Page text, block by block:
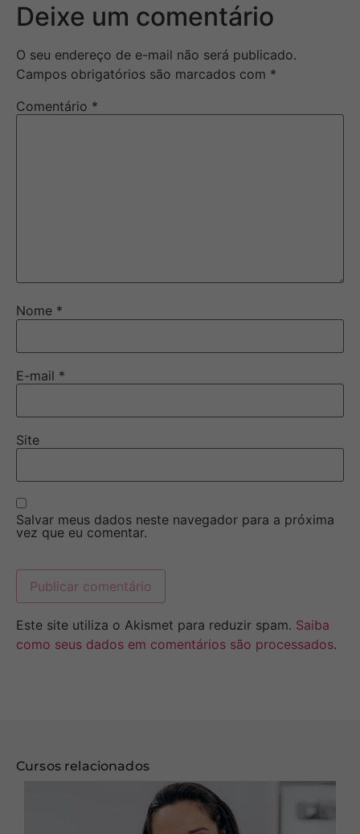
Deixe um comentário
O seu endereço de e-mail não será publicado.
Campos obrigatórios são marcados com *
Comentário *
Nome *
E-mail *
Site
Salvar meus dados neste navegador para a próxima
vez que eu comentar.
Este site utiliza o Akismet para reduzir spam. Saiba
como seus dados em comentários são processados.
Cursos relacionados